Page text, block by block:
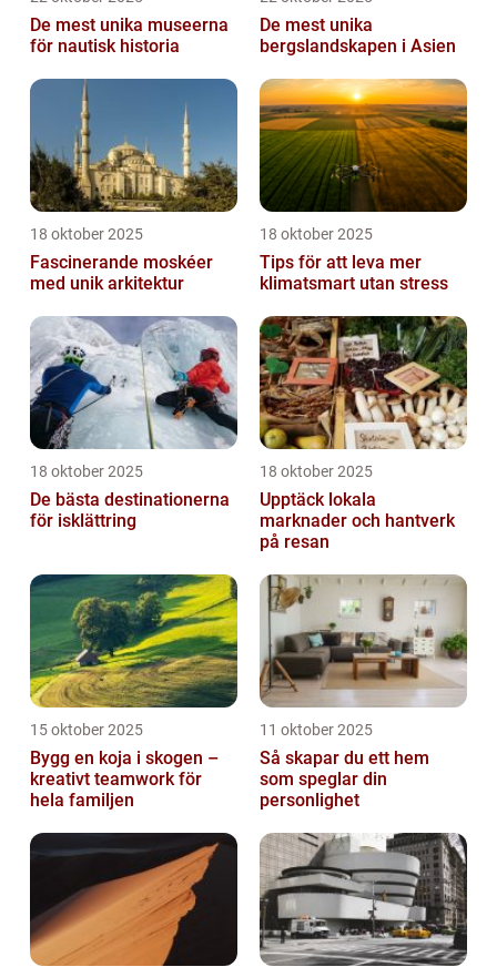
De mest unika museerna
för nautisk historia
De mest unika
bergslandskapen i Asien
18 oktober 2025
Fascinerande moskéer
med unik arkitektur
18 oktober 2025
Tips för att leva mer
klimatsmart utan stress
18 oktober 2025
De bästa destinationerna
för isklättring
18 oktober 2025
Upptäck lokala
marknader och hantverk
på resan
15 oktober 2025
Bygg en koja i skogen –
kreativt teamwork för
hela familjen
11 oktober 2025
Så skapar du ett hem
som speglar din
personlighet